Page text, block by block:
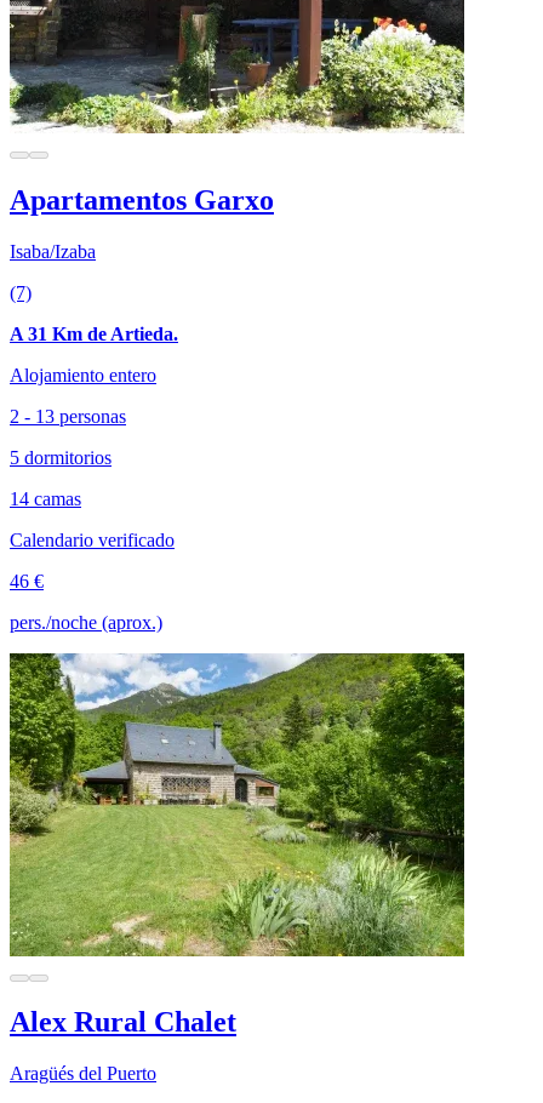
Apartamentos Garxo
Isaba/Izaba
(7)
A 31 Km de Artieda.
Alojamiento entero
2 - 13 personas
5 dormitorios
14 camas
Calendario verificado
46 €
pers./noche (aprox.)
Alex Rural Chalet
Aragüés del Puerto